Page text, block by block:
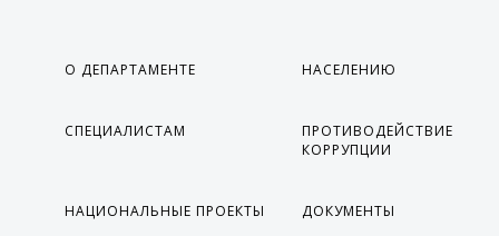
О ДЕПАРТАМЕНТЕ НАСЕЛЕНИЮ
СПЕЦИАЛИСТАМ
ПРОТИВОДЕЙСТВИЕ
КОРРУПЦИИ
НАЦИОНАЛЬНЫЕ ПРОЕКТЫ ДОКУМЕНТЫ